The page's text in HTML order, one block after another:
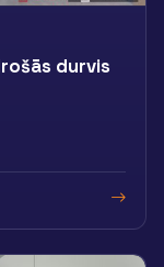
durvis